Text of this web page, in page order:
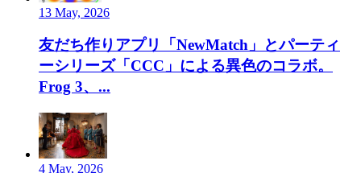
13 May, 2026
友だち作りアプリ「NewMatch」とパーティ
ーシリーズ「CCC」による異色のコラボ。
Frog 3、...
4 May, 2026